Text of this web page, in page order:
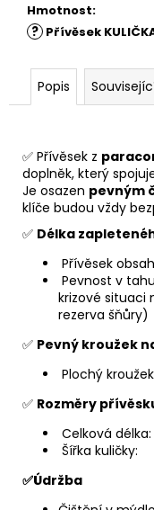
Hmotnost:
? Přívěsek
Popis
✅ Přívěsek z
doplněk, který
Je osazen pevným
klíče budou vždy
✅ Délka
Přívěsek
Pevnost v
krizové situaci
rezerva šňůry)
✅ Pevný kroužek
Plochý
✅ Rozměry
Celková délka:
Šířka kuličky:
✅Údržba